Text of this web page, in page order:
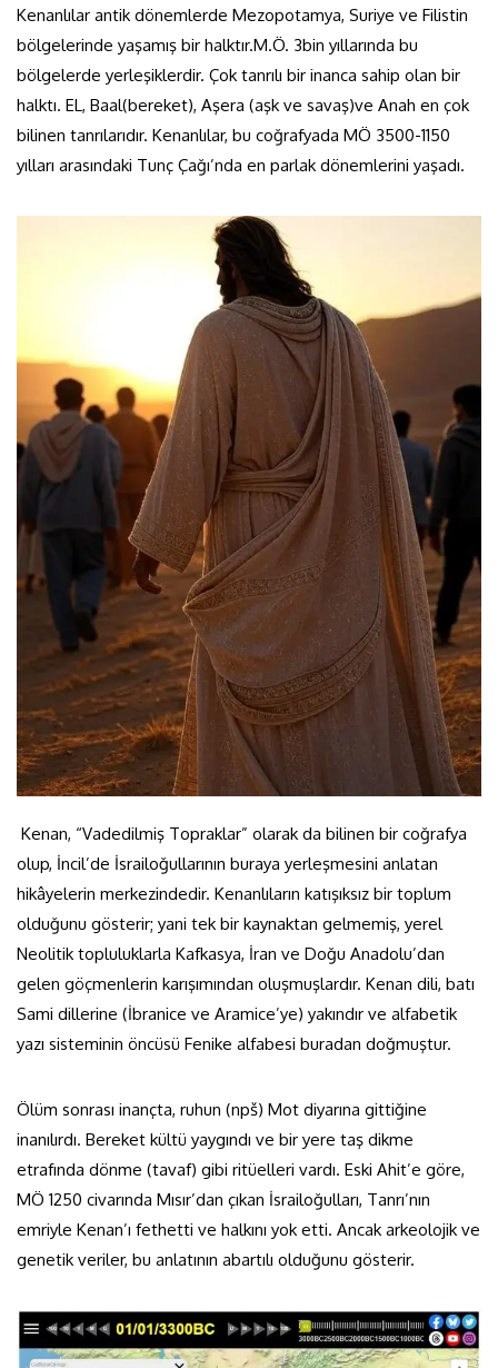
Kenanlılar antik dönemlerde Mezopotamya, Suriye ve Filistin
bölgelerinde yaşamış bir halktır.M.Ö. 3bin yıllarında bu
bölgelerde yerleşiklerdir. Çok tanrılı bir inanca sahip olan bir
halktı. EL, Baal(bereket), Aşera (aşk ve savaş)ve Anah en çok
bilinen tanrılarıdır. Kenanlılar, bu coğrafyada MÖ 3500-1150
yılları arasındaki Tunç Çağı’nda en parlak dönemlerini yaşadı.
Kenan, “Vadedilmiş Topraklar” olarak da bilinen bir coğrafya
olup, İncil’de İsrailoğullarının buraya yerleşmesini anlatan
hikâyelerin merkezindedir. Kenanlıların katışıksız bir toplum
olduğunu gösterir; yani tek bir kaynaktan gelmemiş, yerel
Neolitik topluluklarla Kafkasya, İran ve Doğu Anadolu’dan
gelen göçmenlerin karışımından oluşmuşlardır. Kenan dili, batı
Sami dillerine (İbranice ve Aramice’ye) yakındır ve alfabetik
yazı sisteminin öncüsü Fenike alfabesi buradan doğmuştur.
Ölüm sonrası inançta, ruhun (npš) Mot diyarına gittiğine
inanılırdı. Bereket kültü yaygındı ve bir yere taş dikme
etrafında dönme (tavaf) gibi ritüelleri vardı. Eski Ahit’e göre,
MÖ 1250 civarında Mısır’dan çıkan İsrailoğulları, Tanrı’nın
emriyle Kenan’ı fethetti ve halkını yok etti. Ancak arkeolojik ve
genetik veriler, bu anlatının abartılı olduğunu gösterir.